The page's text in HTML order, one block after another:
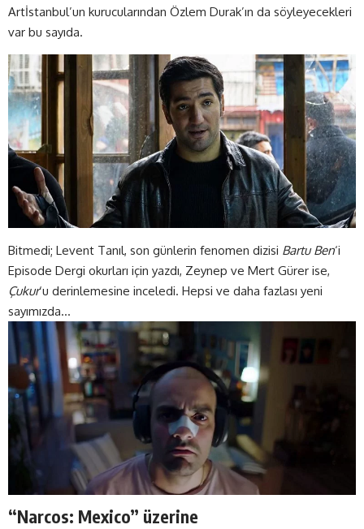
Artİstanbul’un kurucularından Özlem Durak’ın da söyleyecekleri
var bu sayıda.
Bitmedi; Levent Tanıl, son günlerin fenomen dizisi Bartu Ben‘i
Episode Dergi okurları için yazdı, Zeynep ve Mert Gürer ise,
Çukur‘u derinlemesine inceledi. Hepsi ve daha fazlası yeni
sayımızda…
“Narcos: Mexico” üzerine